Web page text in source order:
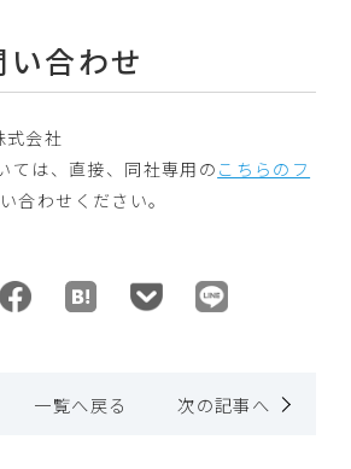
合わせ
式会社
ては、直接、同社専用の こちらのフ
合わせください。
一覧へ戻る 次の記事へ